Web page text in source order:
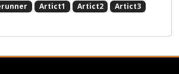
Artict1 Artict2
Artict3